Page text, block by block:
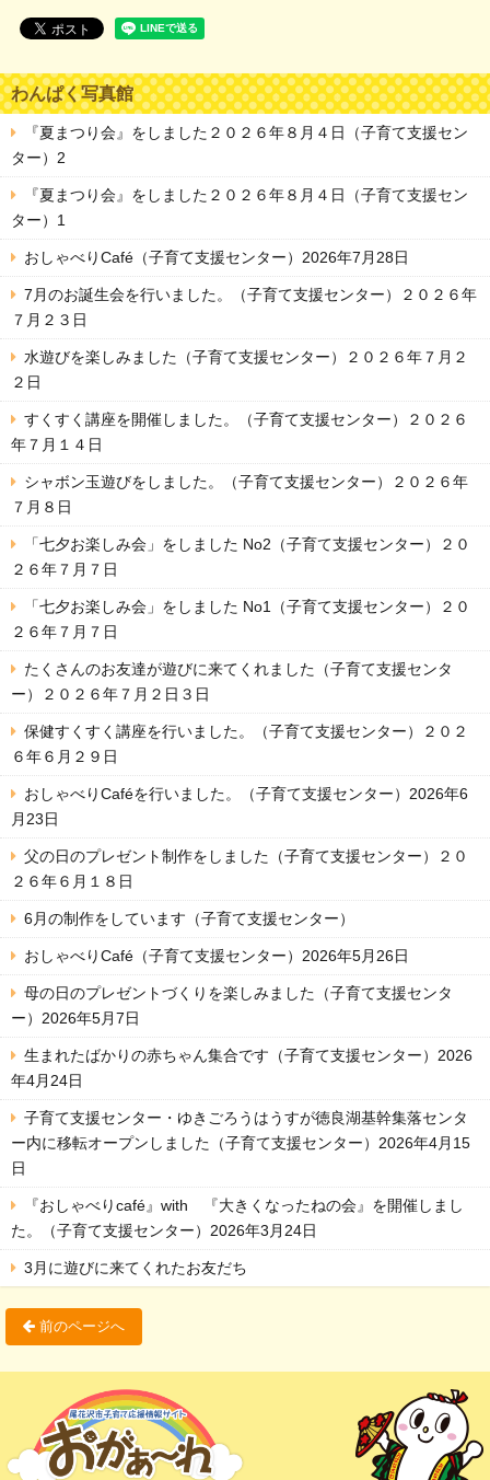
わんぱく写真館
『夏まつり会』をしました２０２６年８月４日（子育て支援セン
ター）2
『夏まつり会』をしました２０２６年８月４日（子育て支援セン
ター）1
おしゃべりCafé（子育て支援センター）2026年7月28日
7月のお誕生会を行いました。（子育て支援センター）２０２６年
７月２３日
水遊びを楽しみました（子育て支援センター）２０２６年７月２
２日
すくすく講座を開催しました。（子育て支援センター）２０２６
年７月１４日
シャボン玉遊びをしました。（子育て支援センター）２０２６年
７月８日
「七夕お楽しみ会」をしました No2（子育て支援センター）２０
２６年７月７日
「七夕お楽しみ会」をしました No1（子育て支援センター）２０
２６年７月７日
たくさんのお友達が遊びに来てくれました（子育て支援センタ
ー）２０２６年７月２日３日
保健すくすく講座を行いました。（子育て支援センター）２０２
６年６月２９日
おしゃべりCaféを行いました。（子育て支援センター）2026年6
月23日
父の日のプレゼント制作をしました（子育て支援センター）２０
２６年６月１８日
6月の制作をしています（子育て支援センター）
おしゃべりCafé（子育て支援センター）2026年5月26日
母の日のプレゼントづくりを楽しみました（子育て支援センタ
ー）2026年5月7日
生まれたばかりの赤ちゃん集合です（子育て支援センター）2026
年4月24日
子育て支援センター・ゆきごろうはうすが徳良湖基幹集落センタ
ー内に移転オープンしました（子育て支援センター）2026年4月15
日
『おしゃべりcafé』with 『大きくなったねの会』を開催しまし
た。（子育て支援センター）2026年3月24日
3月に遊びに来てくれたお友だち
前のページへ